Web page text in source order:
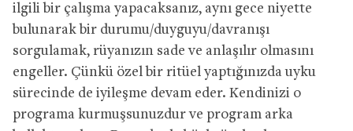
ilgili bir çalışma yapacaksanız, aynı gece niyette
bulunarak bir durumu/duyguyu/davranışı
sorgulamak, rüyanızın sade ve anlaşılır olmasını
engeller. Çünkü özel bir ritüel yaptığınızda uyku
sürecinde de iyileşme devam eder. Kendinizi o
programa kurmuşsunuzdur ve program arka